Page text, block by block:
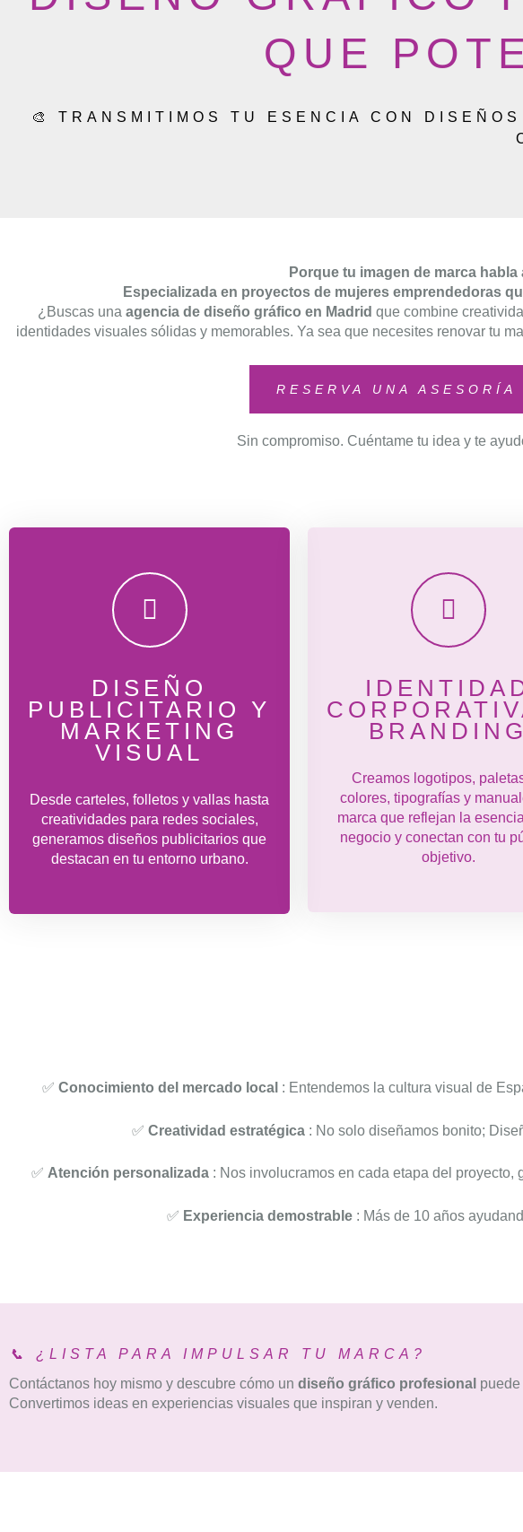
QUE
🎨 TRANSMITIMOS TU ESENCIA CON
Porque tu imagen de marca habla
Especializada en proyectos de mujeres emprendedoras
¿Buscas una agencia de diseño gráfico en Madrid que combine
identidades visuales sólidas y memorables. Ya sea que necesites renovar tu
RESERVA UNA ASESORÍA
Sin compromiso. Cuéntame tu idea y te
DISEÑO
PUBLICITARIO Y
MARKETING
VISUAL
Desde carteles, folletos y vallas hasta
creatividades para redes sociales,
generamos diseños publicitarios que
destacan en tu entorno urbano.
BRANDING
Creamos logotipos,
colores, tipografías y
marca que reflejan la
negocio y conectan con tu
objetivo.
✅ Conocimiento del mercado local : Entendemos la cultura visual de
✅ Creatividad estratégica: No solo diseñamos bonito;
✅ Atención personalizada: Nos involucramos en cada etapa del proyecto,
✅ Experiencia demostrable: Más de 10 años
📞 ¿LISTA PARA IMPULSAR TU MARCA?
Contáctanos hoy mismo y descubre cómo un diseño gráfico profesional
Convertimos ideas en experiencias visuales que inspiran y venden.